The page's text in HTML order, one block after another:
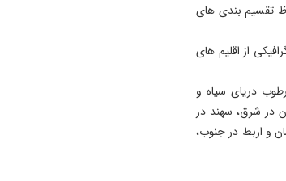
تقسیم بندی های
از اقلیم های
دریای سیاه و
در شرق، سهند در
و اربط در جنوب،